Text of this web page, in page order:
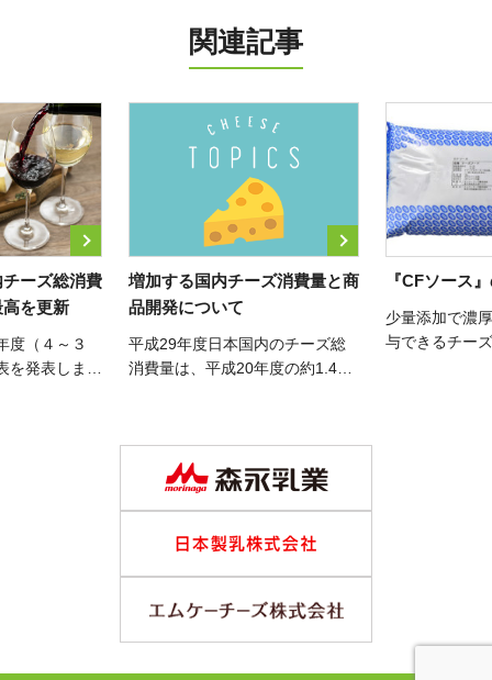
関連記事
ーズ総消費
を更新
度（４～３
発表しまし
増加する国内チーズ消費量と商
品開発について
平成29年度日本国内のチーズ総
消費量は、平成20年度の約1.4倍
ズ総消費量は338,344ｔ、前年対
比105.3％であり、これは平 […]
『CFソース
少量添加で濃
与できるチー